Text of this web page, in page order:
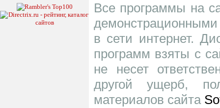
Все программы на
в сети интернет.
программ взяты с
не несет
другой ущерб,
материалов сайта